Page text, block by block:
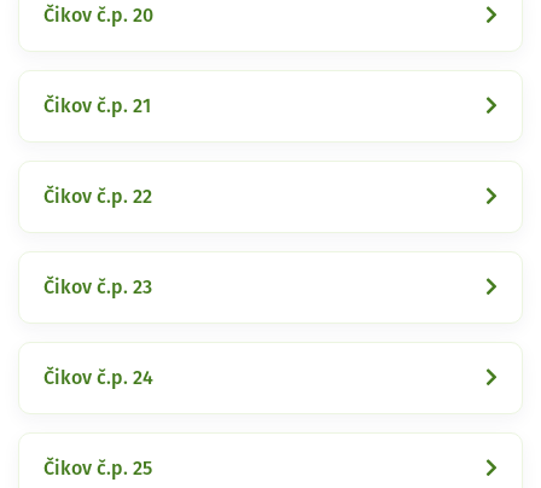
Čikov č.p. 20
Čikov č.p. 21
Čikov č.p. 22
Čikov č.p. 23
Čikov č.p. 24
Čikov č.p. 25